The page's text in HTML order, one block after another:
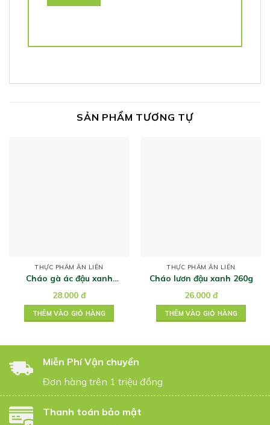
SẢN PHẨM TƯƠNG TỰ
THỰC PHẨM ĂN LIỀN
Cháo gà ác đậu xanh
28.000 đ
THÊM VÀO GIỎ HÀNG
THỰC PHẨM ĂN LIỀN
Cháo lươn đậu xanh 260g
26.000 đ
THÊM VÀO GIỎ HÀNG
Miễn Phí Vận chuyển
Đơn hàng trên 1 triệu đồng
Thanh toán bảo mật